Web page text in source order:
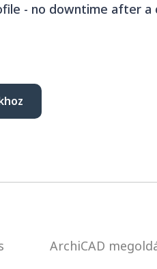
- no downtime after a
ArchiCAD